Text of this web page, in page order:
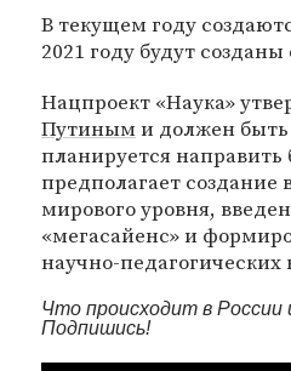
В текущем году
2021 году будут
Нацпроект «Наука»
Путиными должен быть
планируется
предполагает создание
мирового уровня,
«мегасайенс» и
научно-педагогических
Что происходит в
Подпишись!